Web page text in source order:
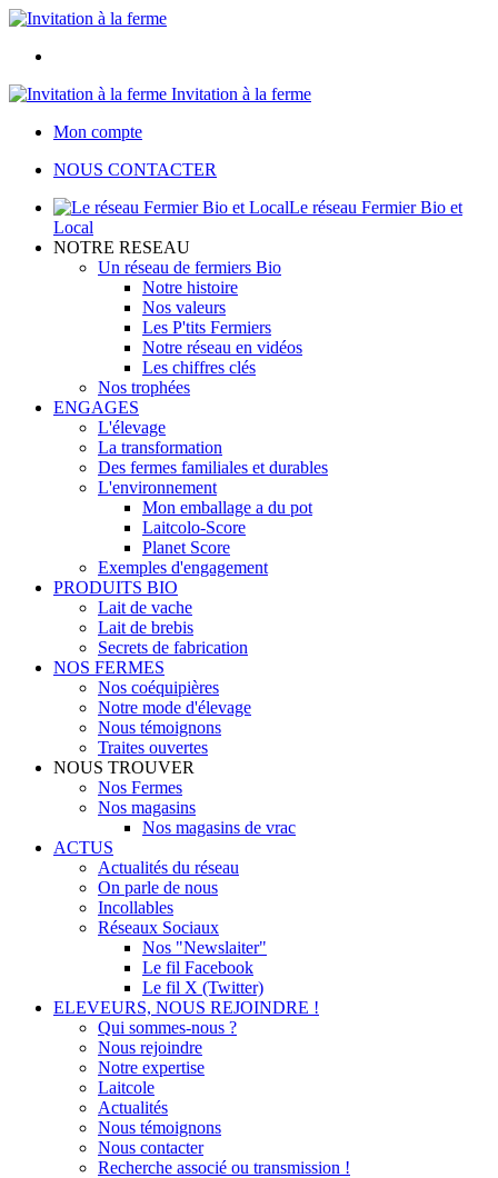
Invitation à la ferme
Mon compte
NOUS CONTACTER
Le réseau Fermier Bio et
Local
NOTRE RESEAU
Un réseau de fermiers Bio
Notre histoire
Nos valeurs
Les P'tits Fermiers
Notre réseau en vidéos
Les chiffres clés
Nos trophées
ENGAGES
L'élevage
La transformation
Des fermes familiales et durables
L'environnement
Mon emballage a du pot
Laitcolo-Score
Planet Score
Exemples d'engagement
PRODUITS BIO
Lait de vache
Lait de brebis
Secrets de fabrication
NOS FERMES
Nos coéquipières
Notre mode d'élevage
Nous témoignons
Traites ouvertes
NOUS TROUVER
Nos Fermes
Nos magasins
Nos magasins de vrac
ACTUS
Actualités du réseau
On parle de nous
Incollables
Réseaux Sociaux
Nos "Newslaiter"
Le fil Facebook
Le fil X (Twitter)
ELEVEURS, NOUS REJOINDRE !
Qui sommes-nous ?
Nous rejoindre
Notre expertise
Laitcole
Actualités
Nous témoignons
Nous contacter
Recherche associé ou transmission !